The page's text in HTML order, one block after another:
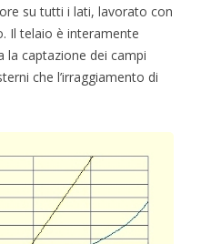
su tutti i lati, lavorato con
Il telaio è interamente
la captazione dei campi
che l’irraggiamento di